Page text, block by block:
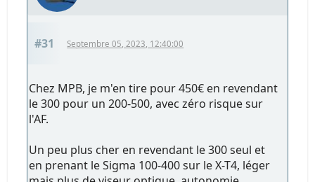
#31 Septembre 05, 2023, 12:40:00
Chez MPB, je m'en tire pour 450€ en revendant
le 300 pour un 200-500, avec zéro risque sur
l'AF.
Un peu plus cher en revendant le 300 seul et
en prenant le Sigma 100-400 sur le X-T4, léger